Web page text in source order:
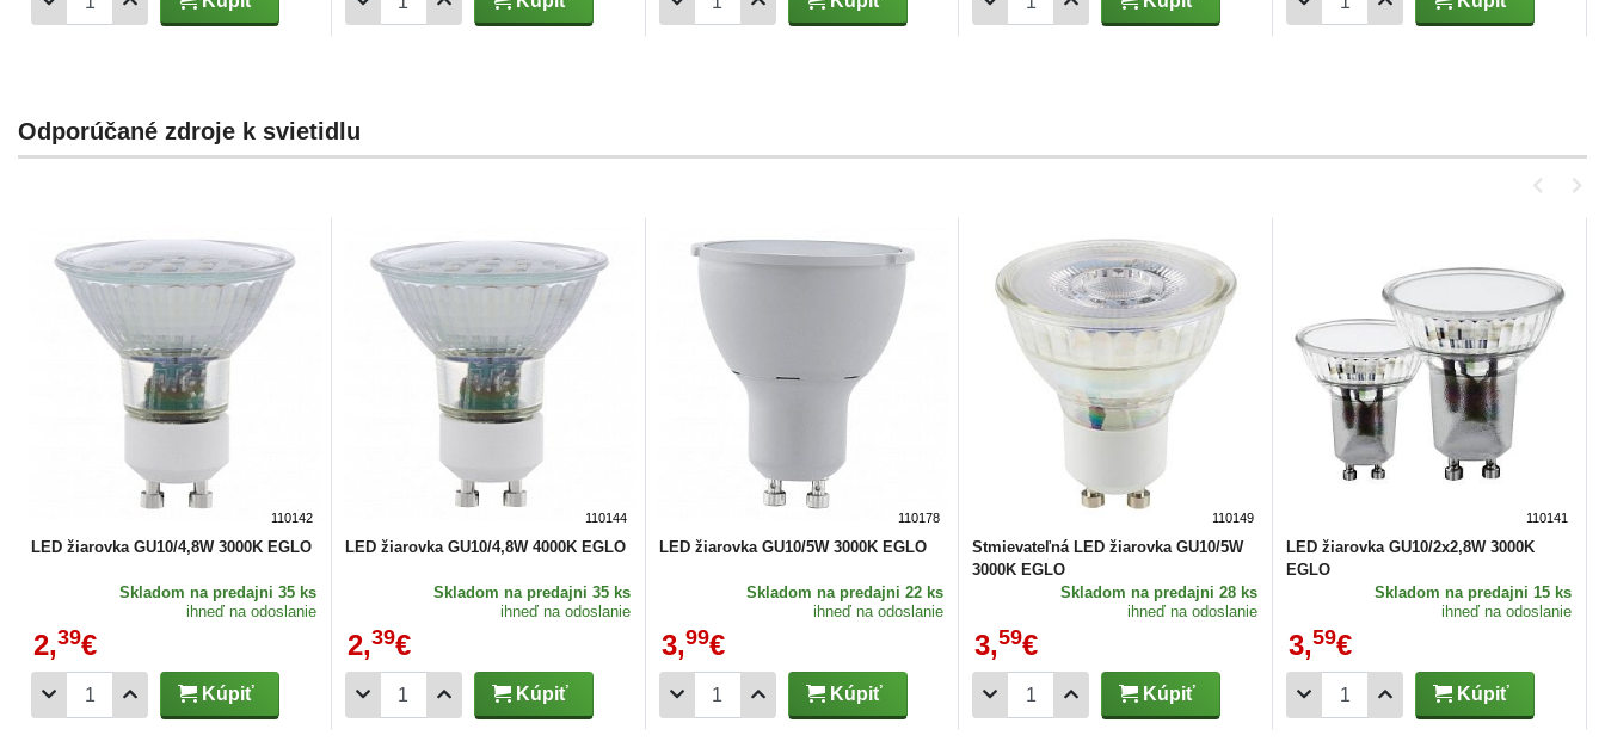
Odporúčané zdroje k svietidlu
110142
LED žiarovka GU10/4,8W 3000K EGLO
Skladom na predajni 35 ks
ihneď na odoslanie
2,39€
Kúpiť
110144
LED žiarovka GU10/4,8W 4000K EGLO
Skladom na predajni 35 ks
ihneď na odoslanie
2,39€
Kúpiť
110178
LED žiarovka GU10/5W 3000K EGLO
Skladom na predajni 22 ks
ihneď na odoslanie
3,99€
Kúpiť
110149
Stmievateľná LED žiarovka GU10/5W
3000K EGLO
Skladom na predajni 28 ks
ihneď na odoslanie
3,59€
Kúpiť
110141
LED žiarovka GU10/2x2,8W 3000K
EGLO
Skladom na predajni 15 ks
ihneď na odoslanie
3,59€
Kúpiť